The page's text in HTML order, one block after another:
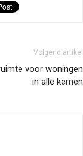
Volgend artikel
voor woningen
in alle kernen